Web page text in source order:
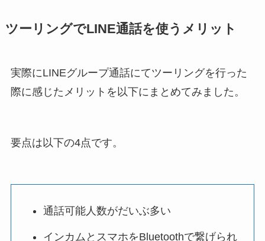
ツーリングでLINE通話を使うメリット
実際にLINEグループ通話にてツーリングを行った
際に感じたメリットを以下にまとめてみました。
要点は以下の4点です。
通話可能人数がだいぶ多い
インカムとスマホをBluetoothで繋げられ